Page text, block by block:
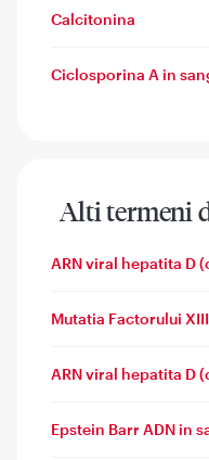
Calcitonina
Ciclosporina A in
Alti termeni
ARN viral hepatita D
Mutatia Factorului XIII
ARN viral hepatita D
Epstein Barr ADN in